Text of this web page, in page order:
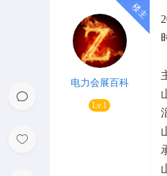
电力会展百科
Lv.1